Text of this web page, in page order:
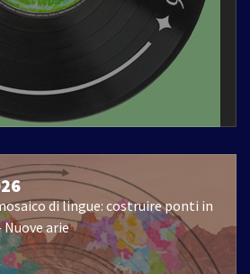
di lingue: costruire ponti in
Nuove arie